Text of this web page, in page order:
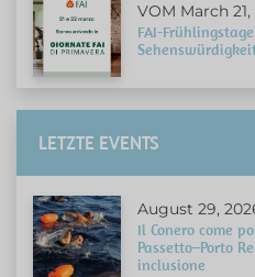
VOM March
FAI-
LETZTE EVENTS
August 29,
Il Conero come
Passetto–Porto
inclusione